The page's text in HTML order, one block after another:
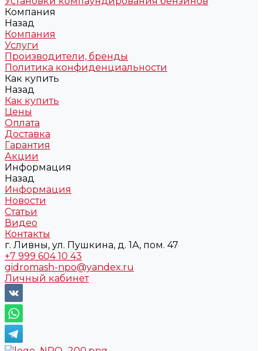
Компания
Назад
Компания
Услуги
Производители, бренды
Политика конфиденциальности
Как купить
Назад
Как купить
Цены
Оплата
Доставка
Гарантия
Акции
Информация
Назад
Информация
Новости
Статьи
Видео
Контакты
г. Ливны, ул. Пушкина, д. 1А, пом. 47
+7 999 604 10 43
gidromash-npo@yandex.ru
Личный кабинет